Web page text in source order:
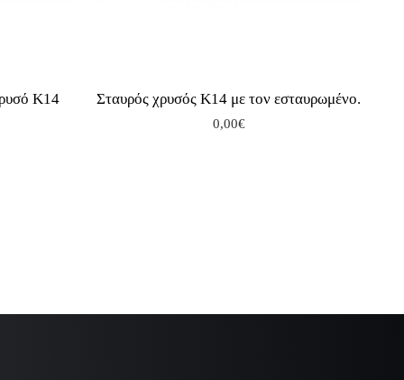
Κ14 Σταυρός χρυσός Κ14 με τον εσταυρωμένο.
0,00€